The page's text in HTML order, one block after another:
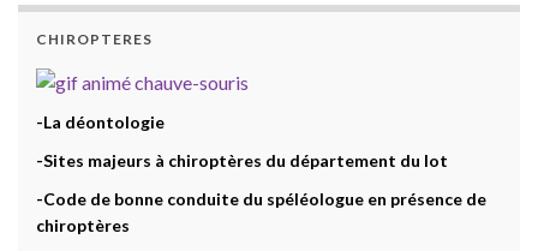
CHIROPTERES
-La déontologie
-Sites majeurs à chiroptères du département du lot
-Code de bonne conduite du spéléologue en présence de
chiroptères